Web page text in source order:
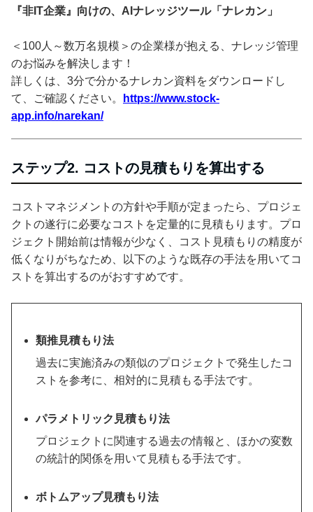
『非IT企業』向けの、AIナレッジツール「ナレカン」
＜100人～数万名規模＞の企業様が抱える、ナレッジ管理
のお悩みを解決します！
詳しくは、3分で分かるナレカン資料をダウンロードし
て、ご確認ください。
https://www.stock-
app.info/narekan/
ステップ2. コストの見積もりを算出する
コストマネジメントの方針や手順が定まったら、プロジェ
クトの遂行に必要なコストを定量的に見積もります。プロ
ジェクト開始前は情報が少なく、コスト見積もりの精度が
低くなりがちなため、以下のような既存の手法を用いてコ
ストを算出するのがおすすめです。
類推見積もり法
過去に実施済みの類似のプロジェクトで発生したコ
ストを参考に、相対的に見積もる手法です。
パラメトリック見積もり法
プロジェクトに関連する過去の情報と、ほかの変数
の統計的関係を用いて見積もる手法です。
ボトムアップ見積もり法